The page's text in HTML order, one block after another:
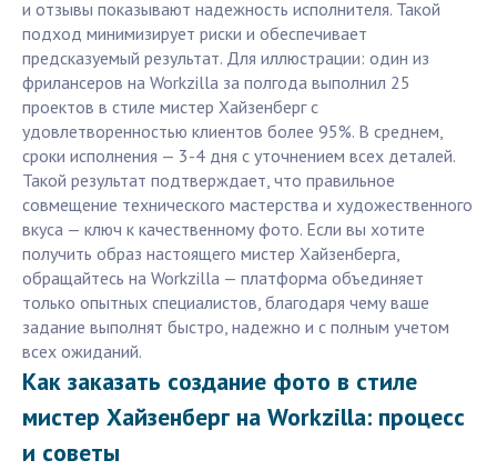
и отзывы показывают надежность исполнителя. Такой
подход минимизирует риски и обеспечивает
предсказуемый результат. Для иллюстрации: один из
фрилансеров на Workzilla за полгода выполнил 25
проектов в стиле мистер Хайзенберг с
удовлетворенностью клиентов более 95%. В среднем,
сроки исполнения — 3-4 дня с уточнением всех деталей.
Такой результат подтверждает, что правильное
совмещение технического мастерства и художественного
вкуса — ключ к качественному фото. Если вы хотите
получить образ настоящего мистер Хайзенберга,
обращайтесь на Workzilla — платформа объединяет
только опытных специалистов, благодаря чему ваше
задание выполнят быстро, надежно и с полным учетом
всех ожиданий.
Как заказать создание фото в стиле
мистер Хайзенберг на Workzilla: процесс
и советы